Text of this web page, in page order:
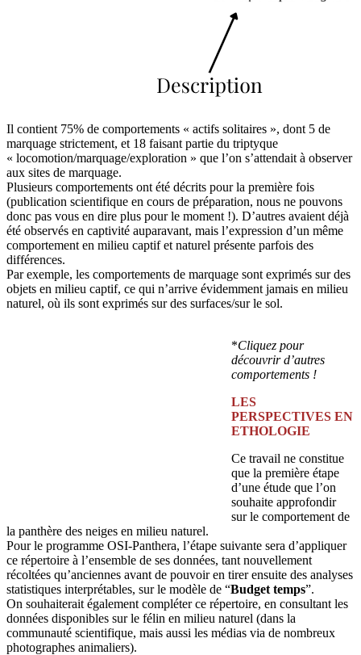
Il contient 75% de comportements « actifs solitaires », dont 5 de
marquage strictement, et 18 faisant partie du triptyque
« locomotion/marquage/exploration » que l’on s’attendait à observer
aux sites de marquage.
Plusieurs comportements ont été décrits pour la première fois
(publication scientifique en cours de préparation, nous ne pouvons
donc pas vous en dire plus pour le moment !). D’autres avaient déjà
été observés en captivité auparavant, mais l’expression d’un même
comportement en milieu captif et naturel présente parfois des
différences.
Par exemple, les comportements de marquage sont exprimés sur des
objets en milieu captif, ce qui n’arrive évidemment jamais en milieu
naturel, où ils sont exprimés sur des surfaces/sur le sol.
*Cliquez pour
découvrir d’autres
comportements !
LES
PERSPECTIVES EN
ETHOLOGIE
Ce travail ne constitue
que la première étape
d’une étude que l’on
souhaite approfondir
sur le comportement de
la panthère des neiges en milieu naturel.
Pour le programme OSI-Panthera, l’étape suivante sera d’appliquer
ce répertoire à l’ensemble de ses données, tant nouvellement
récoltées qu’anciennes avant de pouvoir en tirer ensuite des analyses
statistiques interprétables, sur le modèle de “Budget temps”.
On souhaiterait également compléter ce répertoire, en consultant les
données disponibles sur le félin en milieu naturel (dans la
communauté scientifique, mais aussi les médias via de nombreux
photographes animaliers).